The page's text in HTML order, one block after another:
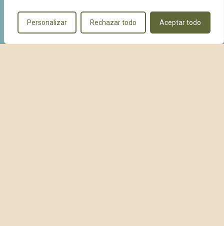
Personalizar Rechazar todo Aceptar todo